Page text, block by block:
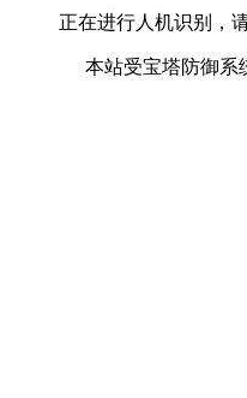
正在进行人机识别，
本站受宝塔防御系